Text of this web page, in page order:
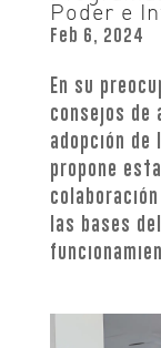
Poder e
Feb 6, 2024
En su
consejos
adopción de
propone
colaboración
las bases